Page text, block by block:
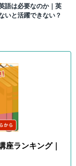
語は必要なのか｜英
いと活躍できない？
座ランキング｜